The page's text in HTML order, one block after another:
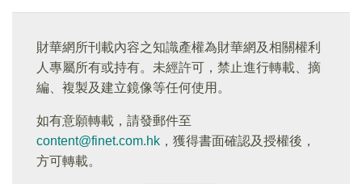
財華網所刊載內容之知識產權為財華網及相關權利
人專屬所有或持有。未經許可，禁止進行轉載、摘
編、複製及建立鏡像等任何使用。
如有意願轉載，請發郵件至
content@finet.com.hk ，獲得書面確認及授權後，
方可轉載。